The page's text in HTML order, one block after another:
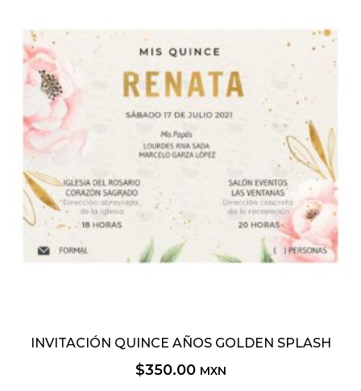
INVITACIÓN QUINCE AÑOS GOLDEN SPLASH
$350.00 MXN